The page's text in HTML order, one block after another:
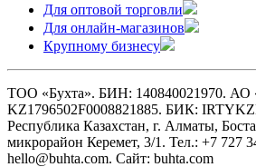
Для оптовой торговли
Для онлайн-магазинов
Крупному бизнесу
ТОО «Бухта». БИН: 140840021970. АО
KZ1796502F0008821885. БИК:
Республика Казахстан, г. Алматы,
микрорайон Керемет, 3/1. Тел.: +7 727
hello@buhta.com. Сайт: buhta.com